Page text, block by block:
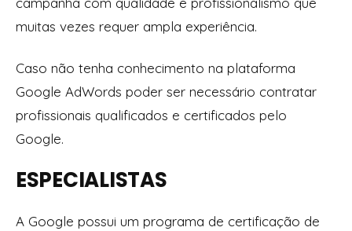
muitas vezes requer ampla experiência.
Caso não tenha conhecimento na plataforma
Google AdWords poder ser necessário contratar
profissionais qualificados e certificados pelo
Google.
ESPECIALISTAS
A Google possui um programa de certificação de